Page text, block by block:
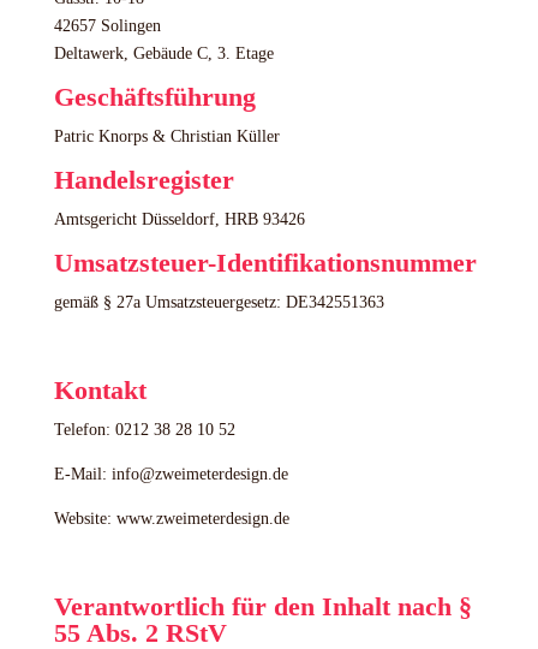
42657 Solingen
Deltawerk, Gebäude C, 3. Etage
Geschäftsführung
Patric Knorps & Christian Küller
Handelsregister
Amtsgericht Düsseldorf, HRB 93426
Umsatzsteuer-Identifikationsnummer
gemäß § 27a Umsatzsteuergesetz: DE342551363
Kontakt
Telefon: 0212 38 28 10 52
E-Mail: info@zweimeterdesign.de
Website: www.zweimeterdesign.de
Verantwortlich für den Inhalt nach §
55 Abs. 2 RStV